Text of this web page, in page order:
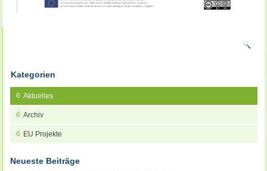
Kategorien
Aktuelles
Archiv
EU Projekte
Neueste Beiträge